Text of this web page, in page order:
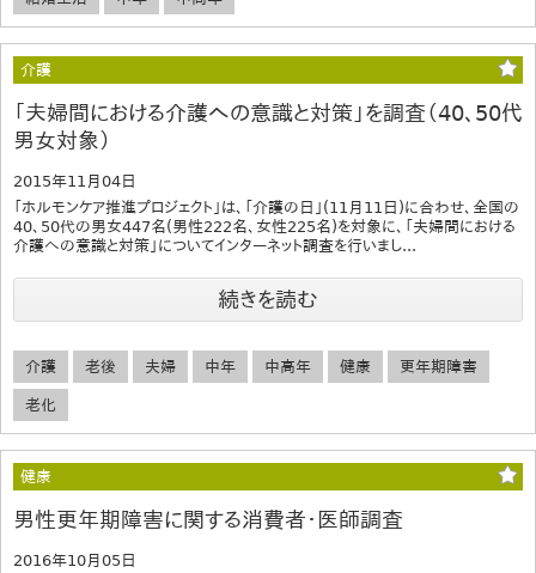
介護
「夫婦間における介護への意識と対策」を調査（40、50代
男女対象）
2015年11月04日
「ホルモンケア推進プロジェクト」は、「介護の日」(11月11日)に合わせ、全国の
40、50代の男女447名(男性222名、女性225名)を対象に、「夫婦間における
介護への意識と対策」についてインターネット調査を行いまし...
続きを読む
介護 老後 夫婦 中年 中高年 健康 更年期障害
老化
健康
男性更年期障害に関する消費者・医師調査
2016年10月05日